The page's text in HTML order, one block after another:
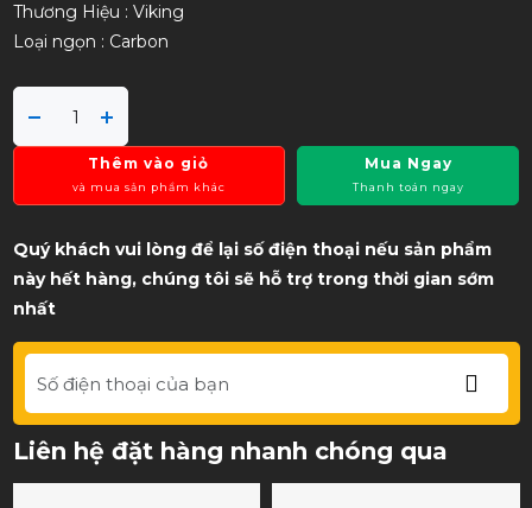
Thương Hiệu : Viking
Loại ngọn : Carbon
Thêm vào giỏ
và mua sản phẩm khác
Mua Ngay
Thanh toán ngay
Quý khách vui lòng để lại số điện thoại nếu sản phẩm
này hết hàng, chúng tôi sẽ hỗ trợ trong thời gian sớm
nhất
Liên hệ đặt hàng nhanh chóng qua